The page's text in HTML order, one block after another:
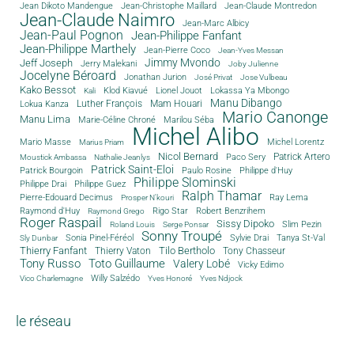
Jean Dikoto Mandengue Jean-Christophe Maillard Jean-Claude Montredon
Jean-Claude Naimro Jean-Marc Albicy
Jean-Paul Pognon
Jean-Philippe Fanfant
Jean-Philippe Marthely
Jean-Pierre Coco Jean-Yves Messan
Jeff Joseph Jerry Malekani Jimmy Mvondo Joby Julienne
Jocelyne Béroard Jonathan Jurion José Privat Jose Vulbeau
Kako Bessot Kali Klod Kiavué Lionel Jouot
Lokassa Ya Mbongo
Lokua Kanza
Luther François Mam Houari Manu Dibango
Manu Lima Marie-Céline Chroné Marilou Séba Mario Canonge
Mario Masse Marius Priam Michel Alibo Michel Lorentz
Moustick Ambassa Nathalie Jeanlys Nicol Bernard Paco Sery
Patrick Artero
Patrick Bourgoin
Patrick Saint-Eloi Paulo Rosine
Philippe d'Huy
Philippe Drai
Philippe Guez Philippe Slominski
Pierre-Edouard Decimus Prosper N'kouri Ralph Thamar
Ray Lema
Raymond d'Huy
Raymond Grego Rigo Star Robert Benzrihem
Roger Raspail Roland Louis Serge Ponsar Sissy Dipoko Slim Pezin
Sly Dunbar Sonia Pinel-Féréol Sonny Troupé Sylvie Drai Tanya St-Val
Thierry Fanfant Thierry Vaton Tilo Bertholo Tony Chasseur
Tony Russo Toto Guillaume Valery Lobé Vicky Edimo
Vico Charlemagne Willy Salzédo Yves Honoré Yves Ndjock
le réseau